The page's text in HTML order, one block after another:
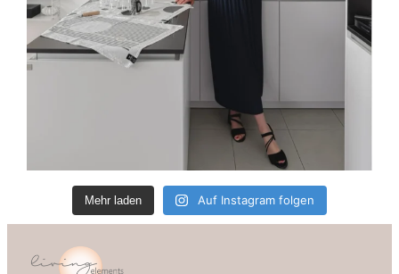
Mehr laden Auf Instagram folgen